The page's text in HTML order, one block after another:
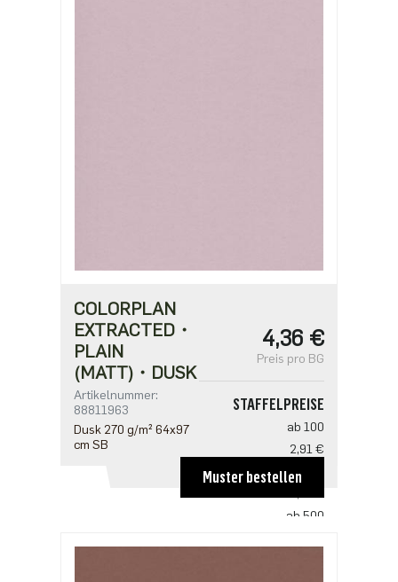
COLORPLAN
EXTRACTED・
PLAIN
(MATT)・DUSK
Artikelnummer:
88811963
Dusk 270 g/m² 64x97
cm SB
4,36 €
Preis pro BG
STAFFELPREISE
ab 100
2,91 €
ab 200
ab 500
Muster bestellen